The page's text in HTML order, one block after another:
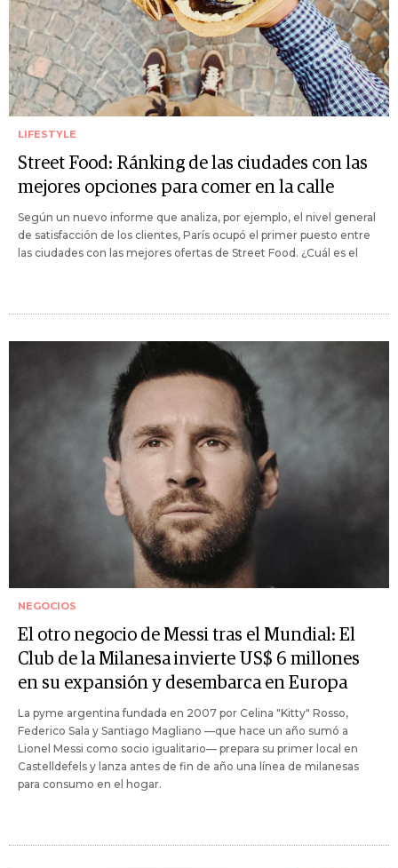
LIFESTYLE
Street Food: Ránking de las ciudades con las
mejores opciones para comer en la calle
Según un nuevo informe que analiza, por ejemplo, el nivel general
de satisfacción de los clientes, París ocupó el primer puesto entre
las ciudades con las mejores ofertas de Street Food. ¿Cuál es el
NEGOCIOS
El otro negocio de Messi tras el Mundial: El
Club de la Milanesa invierte US$ 6 millones
en su expansión y desembarca en Europa
La pyme argentina fundada en 2007 por Celina "Kitty" Rosso,
Federico Sala y Santiago Magliano —que hace un año sumó a
Lionel Messi como socio igualitario— prepara su primer local en
Castelldefels y lanza antes de fin de año una línea de milanesas
para consumo en el hogar.